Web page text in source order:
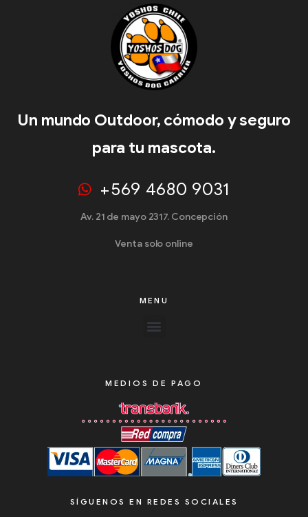
Un mundo Outdoor, cómodo y seguro
para tu mascota.
+569 4680 9031
Av. 21 de mayo 2317. Concepción
Venta solo online
MENU
MEDIOS DE PAGO
SÍGUENOS EN REDES SOCIALES